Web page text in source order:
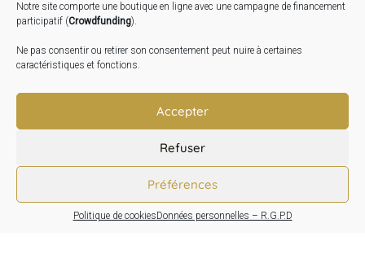
Notre site comporte une boutique en ligne avec une campagne de financement
participatif (Crowdfunding).
Ne pas consentir ou retirer son consentement peut nuire à certaines
caractéristiques et fonctions.
Accepter
Refuser
Préférences
Politique de cookiesDonnées personnelles – R.G.P.D
Inauguration de la Grange : Le 17 Oct. 2026
Atelier Image : L’art au service de la santé mentale –
10 Oct. 2026